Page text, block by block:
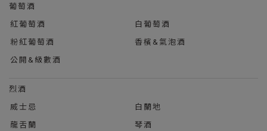
葡萄酒
紅葡萄酒
白葡萄酒
粉紅葡萄酒
香檳&氣泡酒
公開&級數酒
烈酒
威士忌
白蘭地
龍舌蘭
琴酒